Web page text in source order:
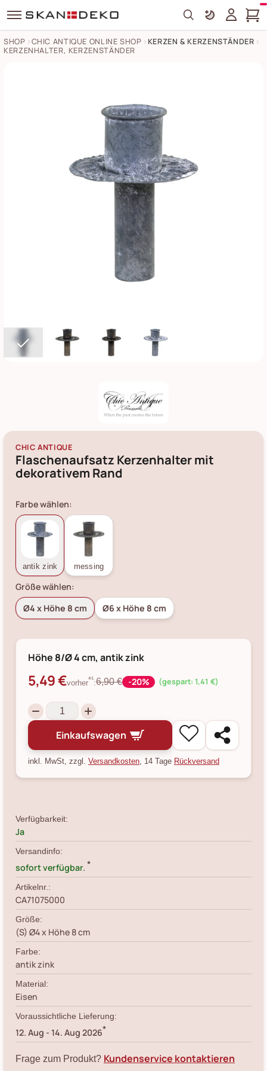
Search
SHOP CHIC ANTIQUE ONLINE SHOP
KERZEN & KERZENSTÄNDER
KERZENHALTER, KERZENSTÄNDER
CHIC ANTIQUE
Flaschenaufsatz Kerzenhalter mit
dekorativem Rand
Farbe wählen:
antik zink messing
Größe wählen:
Ø4 x Höhe 8 cm
Ø6 x Höhe 8 cm
Höhe 8/Ø 4 cm, antik zink
5,49 €vorher*¹:6,90 € -20% (gespart: 1,41 €)
Einkaufswagen
inkl. MwSt, zzgl. Versandkosten, 14 Tage Rückversand
Verfügbarkeit:
Ja
Versandinfo:
sofort verfügbar. *
Artikelnr.:
CA71075000
Größe:
(S) Ø4 x Höhe 8 cm
Farbe:
antik zink
Material:
Eisen
Voraussichtliche Lieferung:
12. Aug - 14. Aug 2026*
Frage zum Produkt? Kundenservice kontaktieren